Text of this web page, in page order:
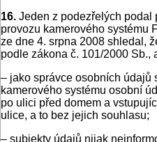
16. Jeden z podezřelých podal
provozu kamerového systému
ze dne 4. srpna 2008 shledal,
podle zákona č. 101/2000 Sb.,
– jako správce osobních údajů
kamerového systému osobní
po ulici před domem a
ulice, a to bez jejich souhlasu;
– subjekty údajů nijak